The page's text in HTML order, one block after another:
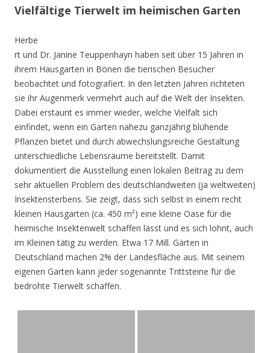
Vielfältige Tierwelt im heimischen Garten
Herbe
rt und Dr. Janine Teuppenhayn haben seit über 15 Jahren in
ihrem Hausgarten in Bönen die tierischen Besucher
beobachtet und fotografiert. In den letzten Jahren richteten
sie ihr Augenmerk vermehrt auch auf die Welt der Insekten.
Dabei erstaunt es immer wieder, welche Vielfalt sich
einfindet, wenn ein Garten nahezu ganzjährig blühende
Pflanzen bietet und durch abwechslungsreiche Gestaltung
unterschiedliche Lebensräume bereitstellt. Damit
dokumentiert die Ausstellung einen lokalen Beitrag zu dem
sehr aktuellen Problem des deutschlandweiten (ja weltweiten)
Insektensterbens. Sie zeigt, dass sich selbst in einem recht
kleinen Hausgarten (ca. 450 m²) eine kleine Oase für die
heimische Insektenwelt schaffen lässt und es sich lohnt, auch
im Kleinen tätig zu werden. Etwa 17 Mill. Gärten in
Deutschland machen 2% der Landesfläche aus. Mit seinem
eigenen Garten kann jeder sogenannte Trittsteine für die
bedrohte Tierwelt schaffen.